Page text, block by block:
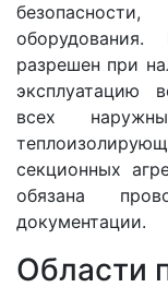
разрешен при
эксплуатацию
всех
секционных
обязана
документации.
Области